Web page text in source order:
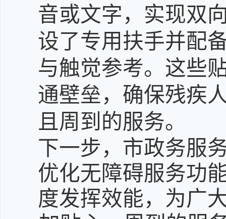
音或文字，实现双
设了专用扶手并配
与触觉参考。这些
通壁垒，确保残疾
且周到的服务。
下一步，市政务服
优化无障碍服务功
度发挥效能，为广